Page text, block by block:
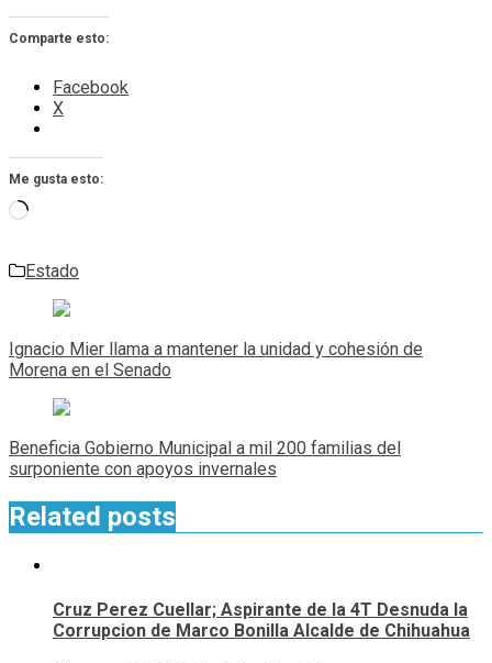
Comparte esto:
Facebook
X
Me gusta esto:
Cargando...
Estado
Navegación
de
entradas
Ignacio Mier llama a mantener la unidad y cohesión de
Morena en el Senado
Beneficia Gobierno Municipal a mil 200 familias del
surponiente con apoyos invernales
Related posts
Cruz Perez Cuellar; Aspirante de la 4T Desnuda la
Corrupcion de Marco Bonilla Alcalde de Chihuahua